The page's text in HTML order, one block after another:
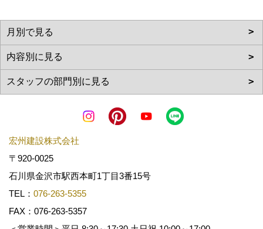
宏州建設株式会社
〒920-0025
石川県金沢市駅西本町1丁目3番15号
TEL： 076-263-5355
FAX：076-263-5357